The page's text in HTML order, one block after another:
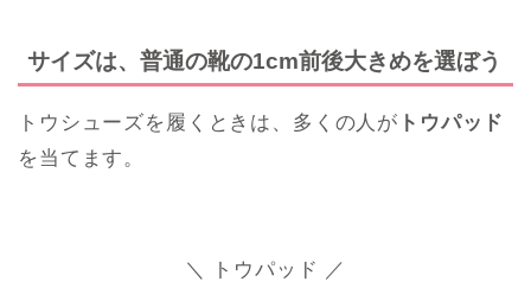
サイズは、普通の靴の1cm前後大きめを選ぼう
トウシューズを履くときは、多くの人が トウパッド
を当てます。
＼ トウパッド ／